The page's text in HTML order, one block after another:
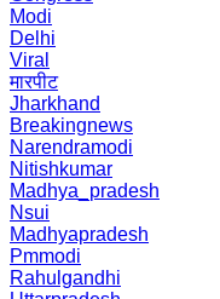
Modi
Delhi
Viral
मारपीट
Jharkhand
Breakingnews
Narendramodi
Nitishkumar
Madhya_pradesh
Nsui
Madhyapradesh
Pmmodi
Rahulgandhi